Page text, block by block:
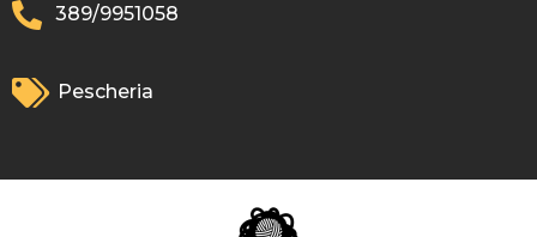
389/9951058
Pescheria